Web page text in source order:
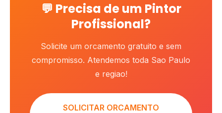
💬 Precisa de um Pintor
Profissional?
Solicite um orcamento gratuito e sem
compromisso. Atendemos toda Sao Paulo
e regiao!
SOLICITAR ORCAMENTO